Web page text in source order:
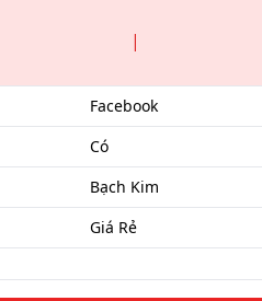
|
Facebook
Có
Bạch Kim
Giá Rẻ